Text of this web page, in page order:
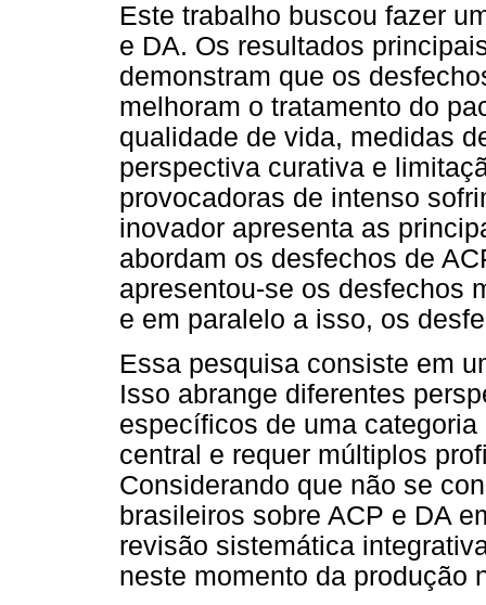
Este trabalho buscou fazer
e DA. Os resultados
demonstram que os
melhoram o tratamento do
qualidade de vida, medidas
perspectiva curativa e
provocadoras de intenso
inovador apresenta as
abordam os desfechos de
apresentou-se os desfechos
e em paralelo a isso, os
Essa pesquisa consiste em
Isso abrange diferentes
específicos de uma
central e requer múltiplos
Considerando que não se
brasileiros sobre ACP e DA
revisão sistemática
neste momento da produção